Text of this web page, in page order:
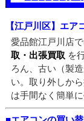
【江戸川区】エ
愛品館江戸川店
取・出張買取 を
ろん、古い（製
い。取り外しか
は手間なく簡単